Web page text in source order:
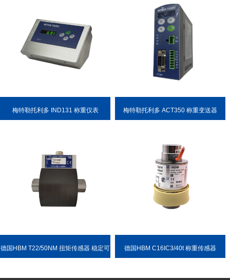
梅特勒托利多 IND131 称重仪表 梅特勒托利多 ACT350 称重变送器
德国HBM T22/50NM 扭矩传感器 稳定可 德国HBM C16IC3/40t 称重传感器